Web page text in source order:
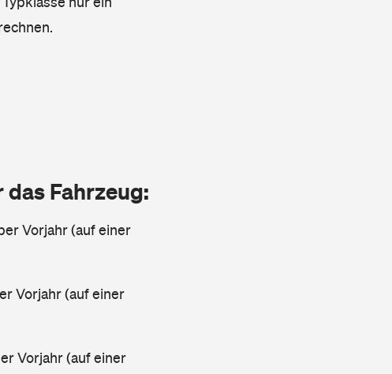
Fahrzeug:
Vorjahr (auf einer
Vorjahr (auf einer
Vorjahr (auf einer